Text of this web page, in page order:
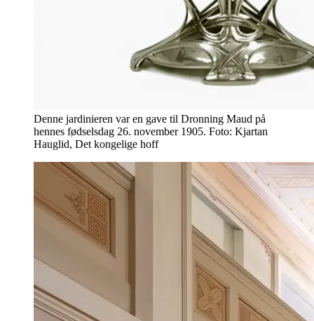
Denne jardinieren var en gave til Dronning Maud på
hennes fødselsdag 26. november 1905. Foto: Kjartan
Hauglid, Det kongelige hoff